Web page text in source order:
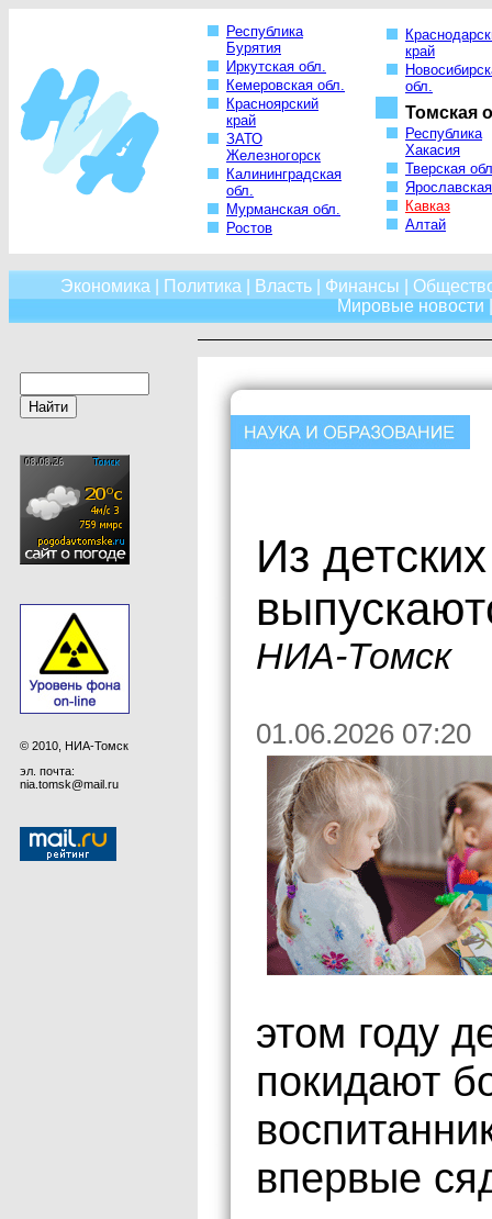
Республика
Бурятия
Иркутская обл.
Кемеровская обл.
Красноярский
край
ЗАТО
Железногорск
Калининградская
обл.
Мурманская обл.
Ростов
край
обл.
Томская
Республика
Хакасия
Тверская
Кавказ
Алтай
Экономика Политика Власть Финансы
Мировые новости
© 2010, НИА-Томск
эл. почта:
nia.tomsk@mail.ru
Из
НИА-Томск
01.06.2026 07:20
этом году
покидают
впервые